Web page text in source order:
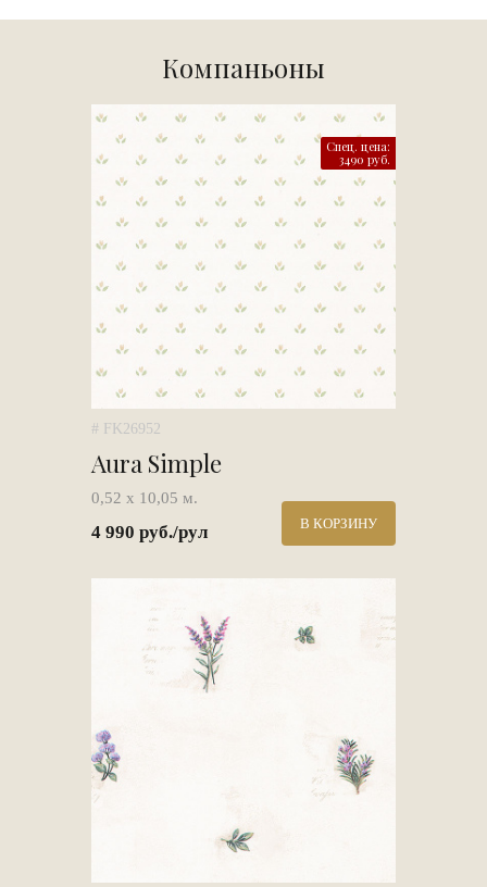
Компаньоны
Спец. цена:
3490 руб.
# FK26952
Aura Simple
0,52 х 10,05 м.
4 990 руб./рул В КОРЗИНУ